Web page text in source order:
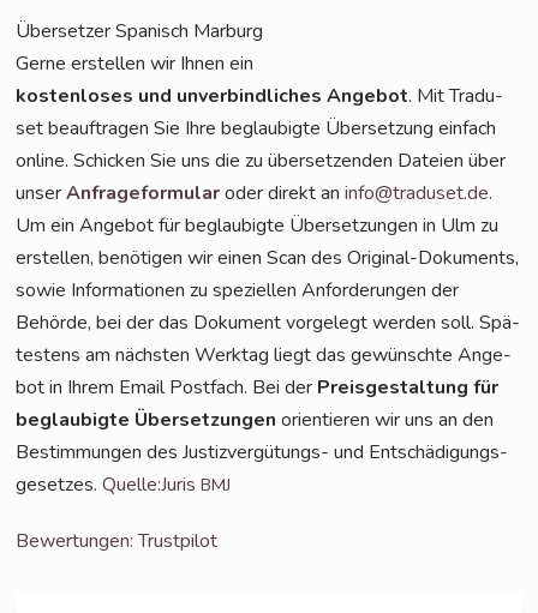
Über­set­zer Spa­nisch Marburg
Ger­ne erstel­len wir Ihnen ein
kos­ten­lo­ses und unver­bind­li­ches Ange­bot. Mit Tra­du­
set beauf­tra­gen Sie Ihre beglau­big­te Über­set­zung ein­fach
online. Schi­cken Sie uns die zu über­set­zen­den Datei­en über
unserAnfra­ge­for­mu­laroder direkt aninfo@traduset.de.
Um ein Ange­bot für beglau­big­te Über­set­zun­gen in Ulm zu
erstel­len, benö­ti­gen wir einen Scan des Ori­gi­nal-Doku­ments,
sowie Infor­ma­tio­nen zu spe­zi­el­len Anfor­de­run­gen der
Behör­de, bei der das Doku­ment vor­ge­legt wer­den soll. Spä­
tes­tens am nächs­ten Werk­tag liegt das gewünsch­te Ange­
bot in Ihrem Email Post­fach. Bei der Preis­ge­stal­tung für
beglau­big­te Über­set­zun­gen ori­en­tie­ren wir uns an den
Bestim­mun­gen des Jus­tiz­ver­gü­tungs- und Ent­schä­di­gungs­
ge­set­zes.Quelle:JurisBMJ
Bewer­tun­gen: Trustpilot